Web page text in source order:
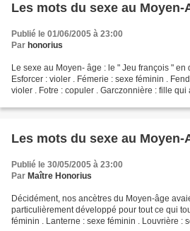
Les mots du sexe au Moyen-
Publié le 01/06/2005 à 23:00
Par honorius
Le sexe au Moyen- âge : le " Jeu françois "
Esforcer : violer . Fémerie : sexe féminin .
violer . Fotre : copuler . Garczonnière : fille
Publié le 30/05/2005 à 23:00
Par Maître Honorius
Décidément, nos ancètres du Moyen-âge
particulièrement développé pour tout ce qui
féminin . Lanterne : sexe féminin . Louvrière :